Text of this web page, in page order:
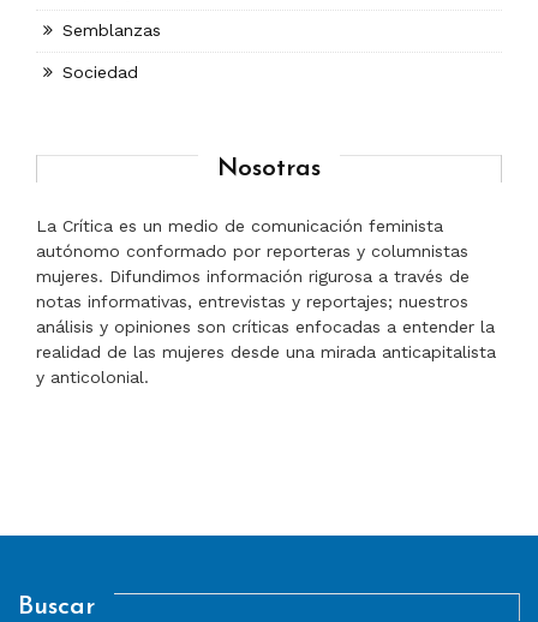
Semblanzas
Sociedad
Nosotras
La Crítica es un medio de comunicación feminista
autónomo conformado por reporteras y columnistas
mujeres. Difundimos información rigurosa a través de
notas informativas, entrevistas y reportajes; nuestros
análisis y opiniones son críticas enfocadas a entender la
realidad de las mujeres desde una mirada anticapitalista
y anticolonial.
Buscar